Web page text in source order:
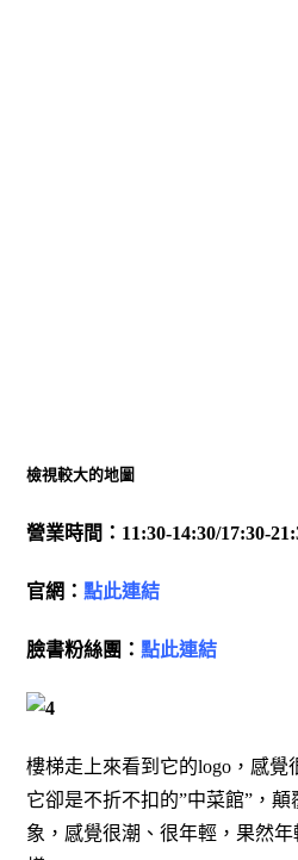
檢視較大的地圖
營業時間：11:30-14:30/17:30-
官網： 點此連結
臉書粉絲團： 點此連結
樓梯走上來看到它的logo，感覺
它卻是不折不扣的”中菜館”，
象，感覺很潮、很年輕，果然